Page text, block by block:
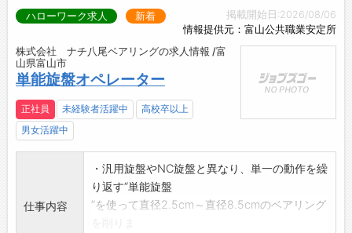
掲載開始日:2026/08/06
情報提供元：富山公共職業安定所
ハローワーク求人 新着
株式会社 ナチ八尾ベアリングの求人情報 /富
山県富山市
単能旋盤オペレーター
正社員 未経験者活躍中
高校卒以上
男女活躍中
仕事内容
・汎用旋盤やNC旋盤と異なり、単一の動作を繰
り返す“単能旋盤
”を使って直径2.5cm～直径8.5cmのベアリング